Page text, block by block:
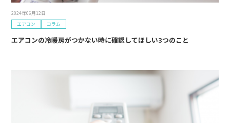
2024年06月12日
エアコン
コラム
エアコンの冷暖房がつかない時に確認してほしい3つのこと